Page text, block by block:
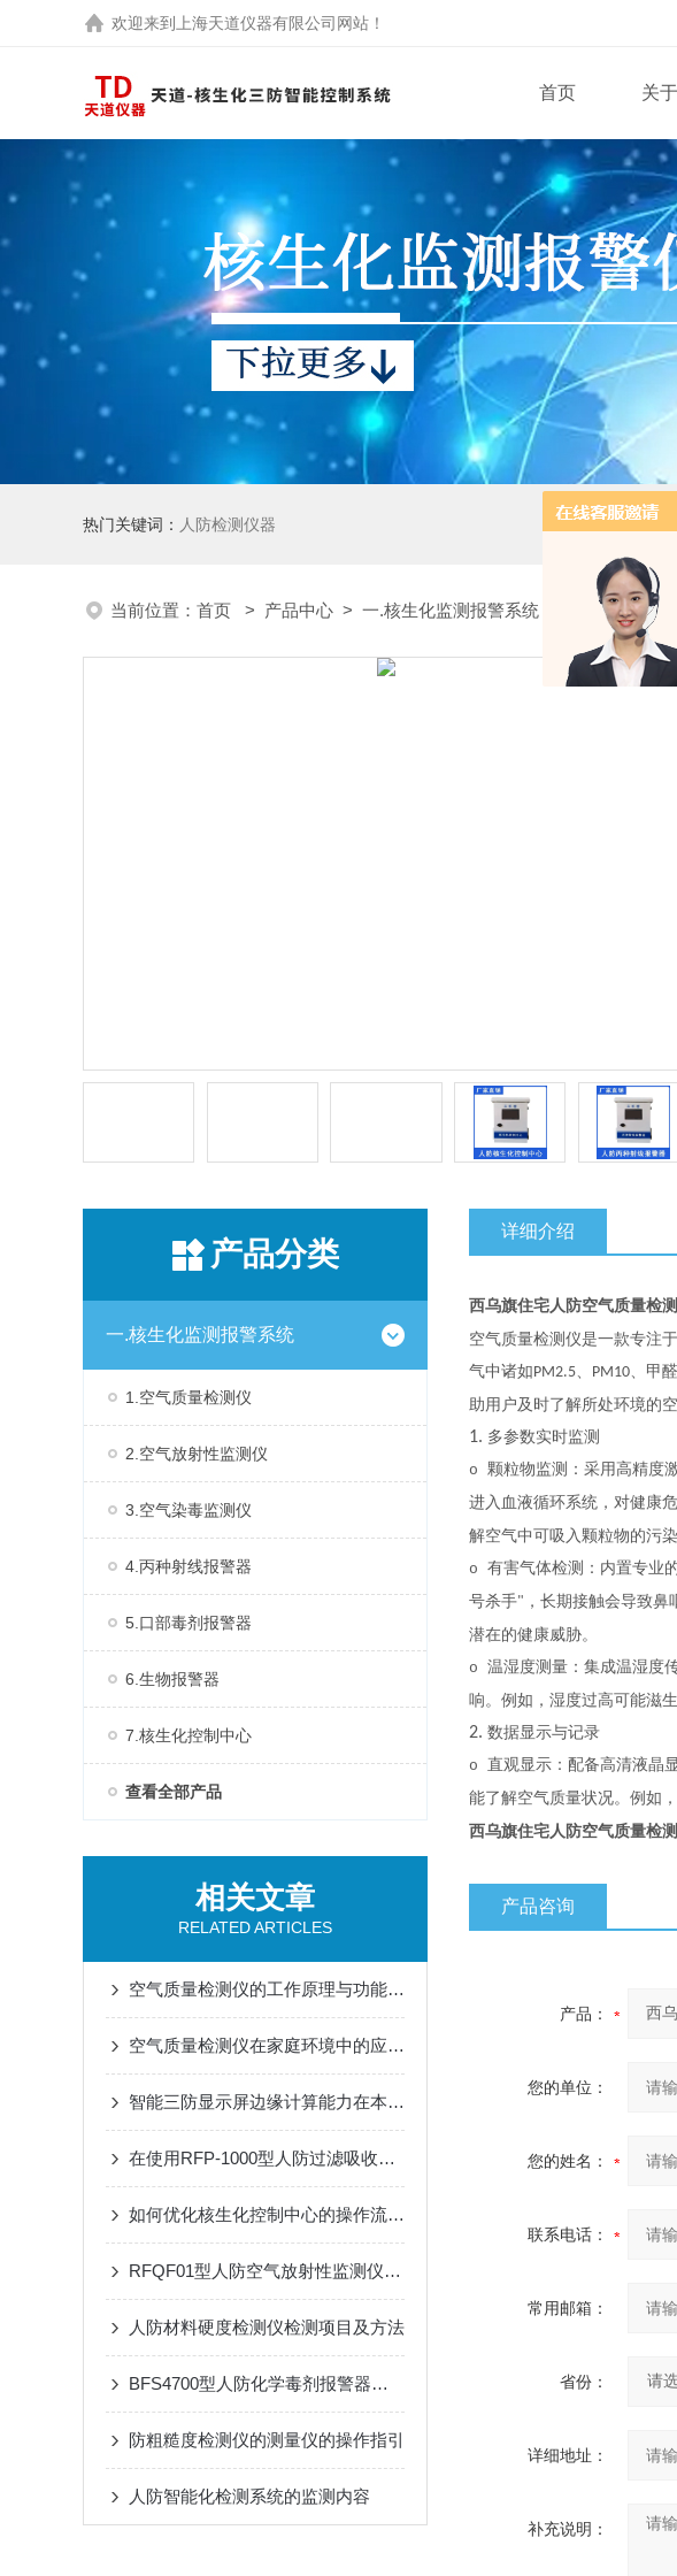
欢迎来到 上海天道仪器有限公司 网站！
首页 关
热门关键词： 人防检测仪器
当前位置： 首页 > 产品中心 > 一.核生化监测报警系统 1.空气质量检
产品分类
一.核生化监测报警系统
1.空气质量检测仪
2.空气放射性监测仪
3.空气染毒监测仪
4.丙种射线报警器
5.口部毒剂报警器
6.生物报警器
7.核生化控制中心
查看全部产品
相关文章
RELATED ARTICLES
空气质量检测仪的工作原理与功能特点概述
空气质量检测仪在家庭环境中的应用与选购技巧
智能三防显示屏边缘计算能力在本地数据可视化与预警分析中的应用
在使用RFP-1000型人防过滤吸收器时需要遵循的安全操作规程
如何优化核生化控制中心的操作流程？
RFQF01型人防空气放射性监测仪的工作原理与技术分析
人防材料硬度检测仪检测项目及方法
BFS4700型人防化学毒剂报警器是重要技术屏障
防粗糙度检测仪的测量仪的操作指引
人防智能化检测系统的监测内容
详细介绍
西乌旗住宅人防空气质量检
空气质量检测仪是一款专注
气中诸如PM2.5、 PM10、甲
助用户及时了解所处环境的
1. 多参数实时监测
o 颗粒物监测：采用高精度
进入血液循环系统，对健康危
解空气中可吸入颗粒物的污染
o 有害气体检测：内置专业
号杀手" ，长期接触会导致
潜在的健康威胁。
o 温湿度测量：集成温湿度
响。例如，湿度过高可能滋
2. 数据显示与记录
o 直观显示：配备高清液晶
能了解空气质量状况。例如
西乌旗住宅人防空气质量检
产品咨询
产品：
您的单位：
您的姓名：
联系电话：
常用邮箱：
省份：
详细地址：
补充说明：